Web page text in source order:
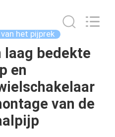
het pijprek
laag bedekte
en
van de